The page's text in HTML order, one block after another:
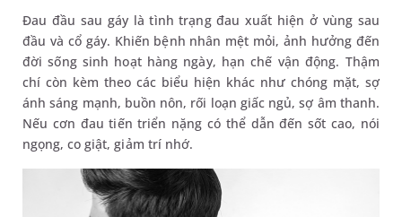
Đau đầu sau gáy là tình trạng đau xuất hiện ở vùng sau
đầu và cổ gáy. Khiến bệnh nhân mệt mỏi, ảnh hưởng đến
đời sống sinh hoạt hàng ngày, hạn chế vận động. Thậm
chí còn kèm theo các biểu hiện khác như chóng mặt, sợ
ánh sáng mạnh, buồn nôn, rối loạn giấc ngủ, sợ âm thanh.
Nếu cơn đau tiến triển nặng có thể dẫn đến sốt cao, nói
ngọng, co giật, giảm trí nhớ.